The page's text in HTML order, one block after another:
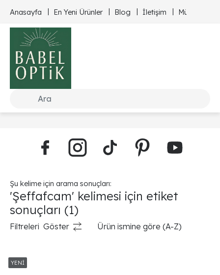
Anasayfa En Yeni Ürünler Blog İletişim Müşteri
Şu kelime için arama sonuçları:
'Şeffafcam' kelimesi için etiket
sonuçları (1)
Filtreleri Göster Ürün ismine göre (A-Z)